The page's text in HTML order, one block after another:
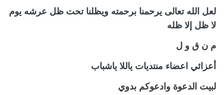
لعل الله تعالى يرحمنا برحمته ويظلنا تحت ظل عرشه يوم
لا ظل إلا ظله
م ن ق و ل
أعزائي اعضاء منتديات ياللا ياشباب
لبيت الدعوة وادعوكم بدوي